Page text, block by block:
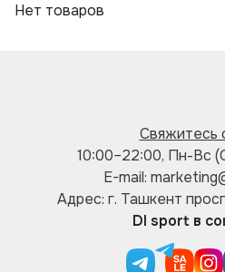
Нет товаров
Свяжитесь
10:00–22:00, Пн-Вс
E-mail:
Адрес: г. Ташкент
DI sport в